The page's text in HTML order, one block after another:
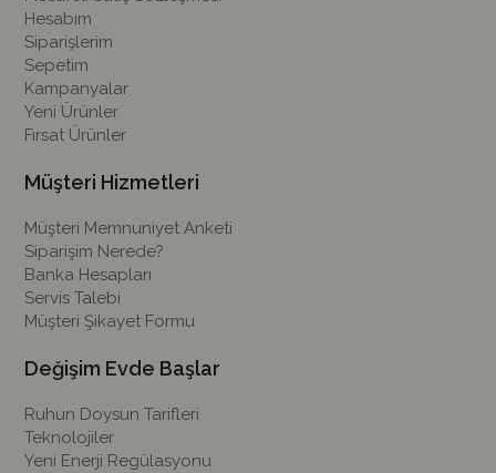
Hesabım
Siparişlerim
Sepetim
Kampanyalar
Yeni Ürünler
Fırsat Ürünler
Müşteri Hizmetleri
Müşteri Memnuniyet Anketi
Siparişim Nerede?
Banka Hesapları
Servis Talebi
Müşteri Şikayet Formu
Değişim Evde Başlar
Ruhun Doysun Tarifleri
Teknolojiler
Yeni Enerji Regülasyonu